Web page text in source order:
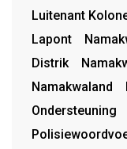
Luitenant
Lapont
Distrik
Namakwaland
Ondersteuning